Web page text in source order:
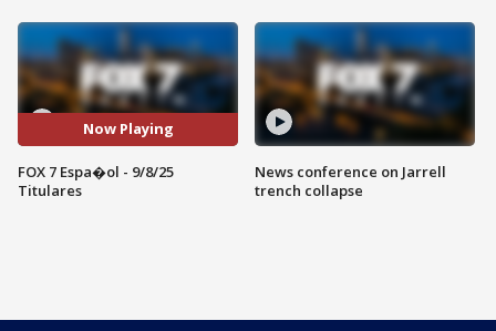
Now Playing
FOX 7 Espa�ol - 9/8/25
Titulares
News conference on Jarrell
trench collapse